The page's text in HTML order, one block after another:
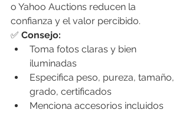
o Yahoo Auctions reducen la
confianza y el valor percibido.
✅ Consejo:
Toma fotos claras y bien
iluminadas
Especifica peso, pureza, tamaño,
grado, certificados
Menciona accesorios incluidos